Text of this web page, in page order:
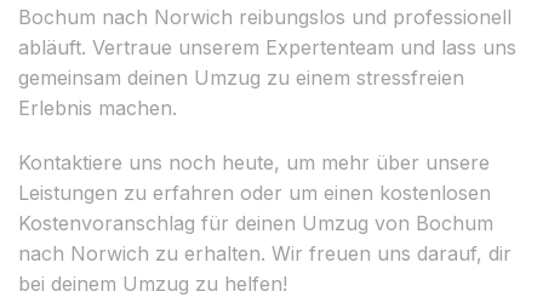
Bochum nach Norwich reibungslos und professionell
abläuft. Vertraue unserem Expertenteam und lass uns
gemeinsam deinen Umzug zu einem stressfreien
Erlebnis machen.
Kontaktiere uns noch heute, um mehr über unsere
Leistungen zu erfahren oder um einen kostenlosen
Kostenvoranschlag für deinen Umzug von Bochum
nach Norwich zu erhalten. Wir freuen uns darauf, dir
bei deinem Umzug zu helfen!